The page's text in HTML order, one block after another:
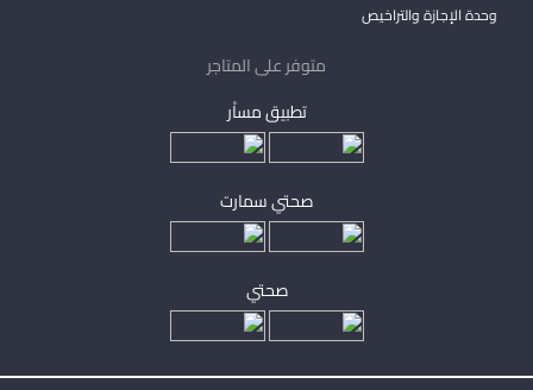
وحدة الإجازة والتراخيص
متوفر على المتاجر
تطبيق مساْر
صحتي سمارت
صحتي